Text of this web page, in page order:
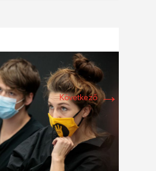
Következő→